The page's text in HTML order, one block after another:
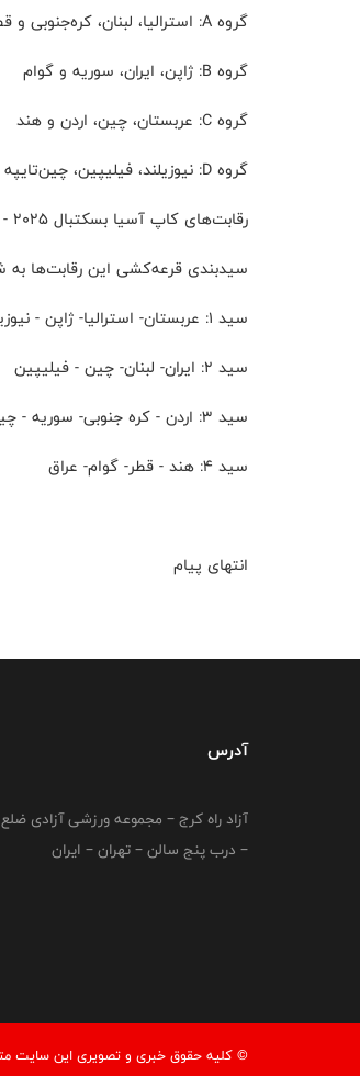
گروه A: استرالیا، لبنان، کره‌جنوبی و قطر
گروه B: ژاپن، ایران، سوریه و گوام
گروه C: عربستان، چین، اردن و هند
گروه D: نیوزیلند، فیلیپین، چین‌تایپه و عراق
رقابت‌های کاپ آسیا بسکتبال ۲۰۲۵ - عربستان، اواسط مرداد سال جاری به میزبانی جده برگزار خواهد شد.
سیدبندی قرعه‌کشی این رقابت‌ها به
سید ۱: عربستان- استرالیا- ژاپن - نیوزیلند
سید ۲: ایران- لبنان- چین - فیلیپین
سید ۳: اردن - کره جنوبی- سوریه - چین تایپه
سید ۴: هند - قطر- گوام- عراق
انتهای پیام
آدرس
آزاد راه کرج – مجموعه ورزشی آزادی
– درب پنج سالن – تهران – ایران
© کليه حقوق خبری و تصويری اين سايت